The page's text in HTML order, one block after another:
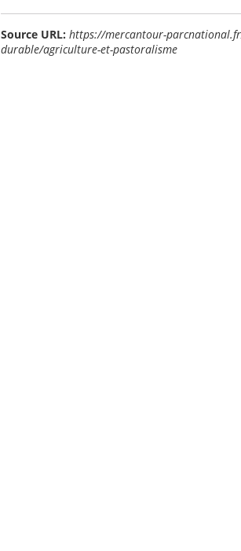
Source URL: https://mercantour-
durable/agriculture-et-pastoralisme